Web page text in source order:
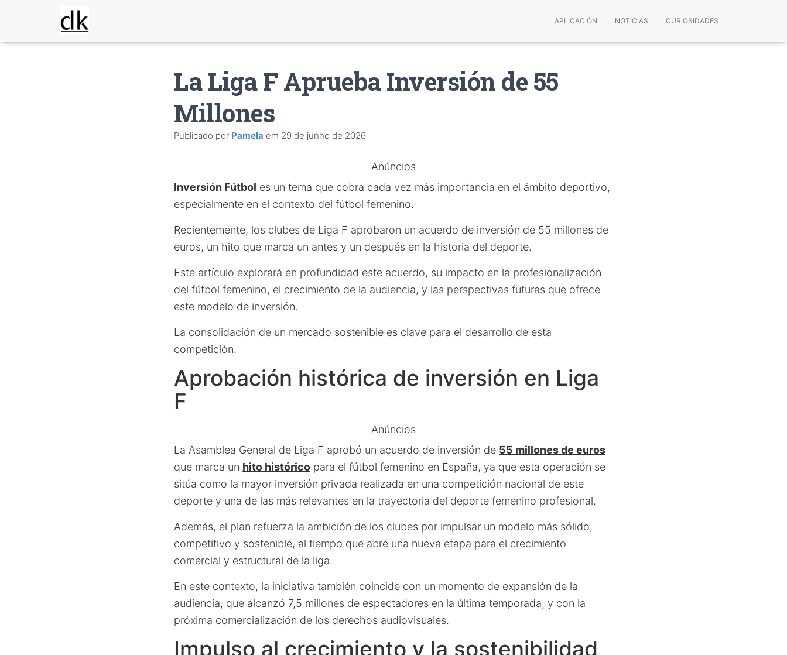
APLICACIÓN NOTICIAS CURIOSIDADES
La Liga F Aprueba Inversión de 55
Millones
Publicado por Pamela em 29 de junho de 2026
Anúncios
Inversión Fútbol es un tema que cobra cada vez más importancia en el ámbito deportivo,
especialmente en el contexto del fútbol femenino.
Recientemente, los clubes de Liga F aprobaron un acuerdo de inversión de 55 millones de
euros, un hito que marca un antes y un después en la historia del deporte.
Este artículo explorará en profundidad este acuerdo, su impacto en la profesionalización
del fútbol femenino, el crecimiento de la audiencia, y las perspectivas futuras que ofrece
este modelo de inversión.
La consolidación de un mercado sostenible es clave para el desarrollo de esta
competición.
Aprobación histórica de inversión en Liga
F
Anúncios
La Asamblea General de Liga F aprobó un acuerdo de inversión de 55 millones de euros
que marca un hito histórico para el fútbol femenino en España, ya que esta operación se
sitúa como la mayor inversión privada realizada en una competición nacional de este
deporte y una de las más relevantes en la trayectoria del deporte femenino profesional.
Además, el plan refuerza la ambición de los clubes por impulsar un modelo más sólido,
competitivo y sostenible, al tiempo que abre una nueva etapa para el crecimiento
comercial y estructural de la liga.
En este contexto, la iniciativa también coincide con un momento de expansión de la
audiencia, que alcanzó 7,5 millones de espectadores en la última temporada, y con la
próxima comercialización de los derechos audiovisuales.
Impulso al crecimiento y la sostenibilidad